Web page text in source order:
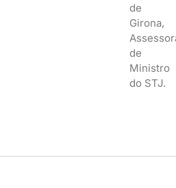
de
Girona,
de
Ministro
do STJ.